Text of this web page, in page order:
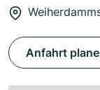
Anfahrt